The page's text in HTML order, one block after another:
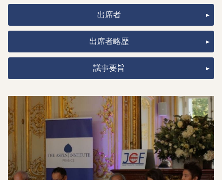
出席者
出席者略歴
議事要旨